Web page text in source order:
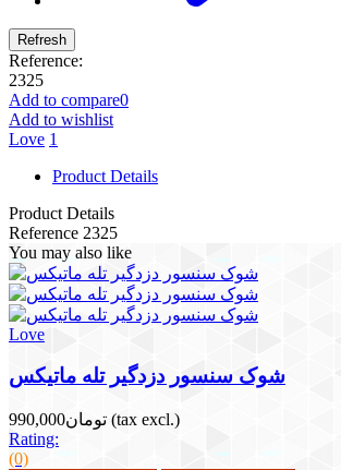
Reference:
2325
Add to compare0
Add to wishlist
Love 1
Product Details
Product Details
Reference 2325
You may also like
Love
شوک سنسور دزدگیر تله ماتیکس
تومان990,000 (tax excl.)
Rating:
(0)